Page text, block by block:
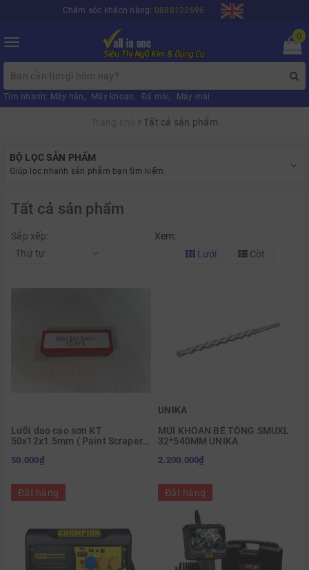
Chăm sóc khách hàng: 0888122696
Toggle
navigation
0
Tìm nhanh: Máy hàn , Máy khoan, Đá mài, Máy mài
Tất cả sản phẩm
BỘ LỌC SẢN PHẨM
Giúp lọc nhanh sản phẩm bạn tìm kiếm
Tất cả sản phẩm
Sắp xếp:
Thứ tự
Xem:
Lưới
Cột
Lưỡi dao cạo sơn KT
50x12x1.5mm ( Paint Scraper
50.000₫
Đặt hàng
UNIKA
MŨI KHOAN BÊ TÔNG SMUXL
32*540MM UNIKA
2.200.000₫
Đặt hàng